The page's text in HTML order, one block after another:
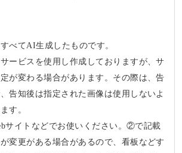
べてAI生成したものです。
ービスを使用し作成しておりますが、サ
が変わる場合があります。その際は、告
告知後は指定された画像は使用しないよ
す。
サイトなどでお使いください。②で記載
変更がある場合があるので、看板などす